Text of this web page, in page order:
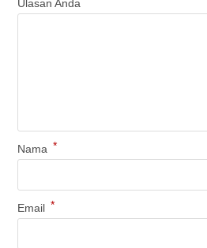
Ulasan Anda
Nama *
Email *